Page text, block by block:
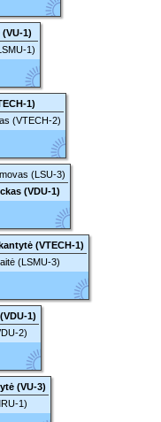
1)
1)
1)
(VTECH-2)
(LSU-3)
(VDU-1)
(VTECH-1)
(LSMU-3)
1)
2)
(VU-3)
1)